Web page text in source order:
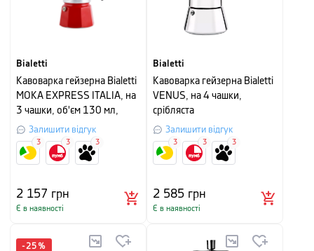
Bialetti
Кавоварка гейзерна Bialetti
MOKA EXPRESS ITALIA, на
3 чашки, об'єм 130 мл,
червоно-зелений
Залишити відгук
2 157 грн
Є в наявності
3 3 3
Bialetti
Кавоварка гейзерна Bialetti
VENUS, на 4 чашки,
срібляста
Залишити відгук
2 585 грн
Є в наявності
3 3 3
-25 %